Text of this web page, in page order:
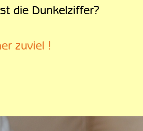
die Dunkelziffer?
zuviel !